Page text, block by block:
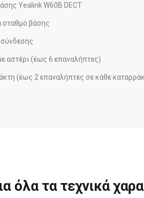
Yealink W60B DECT
σταθμό βάσης
αστέρι (έως 6 επαναλήπτες)
(έως 2 επαναλήπτες σε κάθε
όλα τα τεχνικά